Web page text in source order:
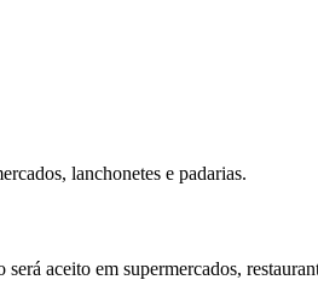
lanchonetes e padarias.
aceito em supermercados,